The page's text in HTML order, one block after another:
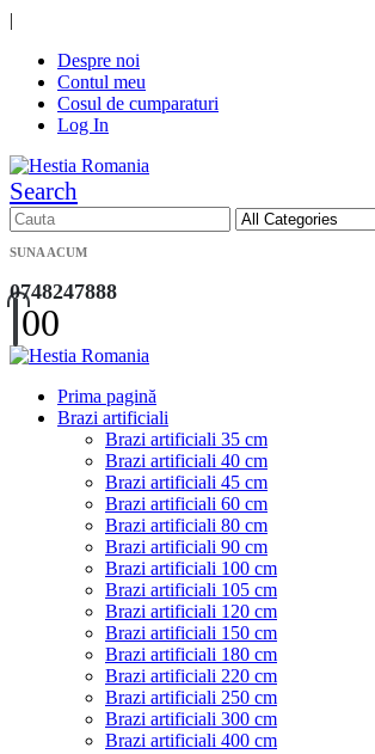
|
Despre noi
Contul meu
Cosul de cumparaturi
Log In
Search
SUNA ACUM
0748247888
00
Prima pagină
Brazi artificiali
Brazi artificiali 35 cm
Brazi artificiali 40 cm
Brazi artificiali 45 cm
Brazi artificiali 60 cm
Brazi artificiali 80 cm
Brazi artificiali 90 cm
Brazi artificiali 100 cm
Brazi artificiali 105 cm
Brazi artificiali 120 cm
Brazi artificiali 150 cm
Brazi artificiali 180 cm
Brazi artificiali 220 cm
Brazi artificiali 250 cm
Brazi artificiali 300 cm
Brazi artificiali 400 cm